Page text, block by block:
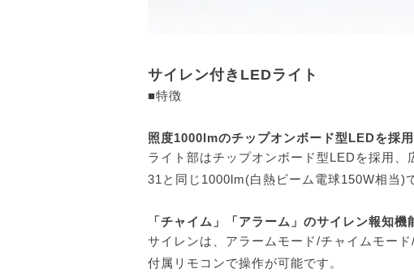
サイレン付きLEDライト
■特徴
照度1000lmのチップオンボード型LEDを採用
ライト部はチップオンボード型LEDを採用
31と同じ1000lm(白熱ビーム電球150W相当)
「チャイム」「アラーム」のサイレン報知機
サイレンは、アラームモード/チャイムモー
付属リモコンで操作が可能です。